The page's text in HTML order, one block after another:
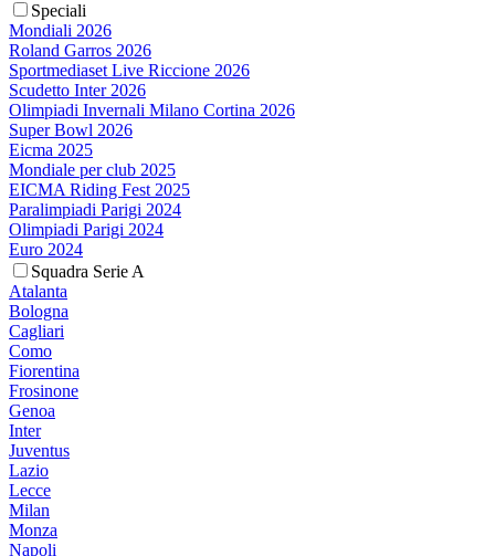
Speciali
Mondiali 2026
Roland Garros 2026
Sportmediaset Live Riccione 2026
Scudetto Inter 2026
Olimpiadi Invernali Milano Cortina 2026
Super Bowl 2026
Eicma 2025
Mondiale per club 2025
EICMA Riding Fest 2025
Paralimpiadi Parigi 2024
Olimpiadi Parigi 2024
Euro 2024
Squadra Serie A
Atalanta
Bologna
Cagliari
Como
Fiorentina
Frosinone
Genoa
Inter
Juventus
Lazio
Lecce
Milan
Monza
Napoli